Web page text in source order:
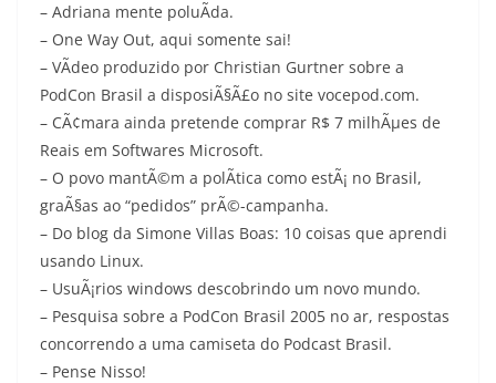
– Adriana mente poluÃ­da.
– One Way Out, aqui somente sai!
– VÃ­deo produzido por Christian Gurtner sobre a
PodCon Brasil a disposiÃ§Ã£o no site vocepod.com.
– CÃ¢mara ainda pretende comprar R$ 7 milhÃµes de
Reais em Softwares Microsoft.
– O povo mantÃ©m a polÃ­tica como estÃ¡ no Brasil,
graÃ§as ao “pedidos” prÃ©-campanha.
– Do blog da Simone Villas Boas: 10 coisas que aprendi
usando Linux.
– UsuÃ¡rios windows descobrindo um novo mundo.
– Pesquisa sobre a PodCon Brasil 2005 no ar, respostas
concorrendo a uma camiseta do Podcast Brasil.
– Pense Nisso!